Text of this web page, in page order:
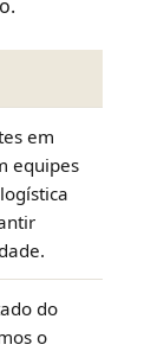
em
equipes
do
o